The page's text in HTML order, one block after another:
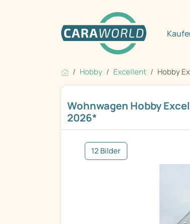
Hobby Excellent Hobby
Wohnwagen Hobby
2026*
12 Bilder